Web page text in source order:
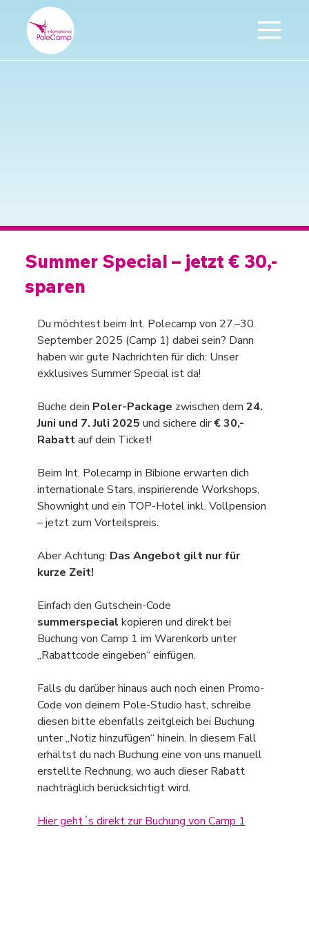
Summer Special – jetzt € 30,-
sparen
Du möchtest beim Int. Polecamp von 27.–30.
September 2025 (Camp 1) dabei sein? Dann
haben wir gute Nachrichten für dich: Unser
exklusives Summer Special ist da!
Buche dein Poler-Package zwischen dem 24.
Juni und 7. Juli 2025 und sichere dir € 30,-
Rabatt auf dein Ticket!
Beim Int. Polecamp in Bibione erwarten dich
internationale Stars, inspirierende Workshops,
Shownight und ein TOP-Hotel inkl. Vollpension
– jetzt zum Vorteilspreis.
Aber Achtung: Das Angebot gilt nur für
kurze Zeit!
Einfach den Gutschein-Code
summerspecial kopieren und direkt bei
Buchung von Camp 1 im Warenkorb unter
„Rabattcode eingeben“ einfügen.
Falls du darüber hinaus auch noch einen Promo-
Code von deinem Pole-Studio hast, schreibe
diesen bitte ebenfalls zeitgleich bei Buchung
unter „Notiz hinzufügen“ hinein. In diesem Fall
erhältst du nach Buchung eine von uns manuell
erstellte Rechnung, wo auch dieser Rabatt
nachträglich berücksichtigt wird.
Hier geht´s direkt zur Buchung von Camp 1